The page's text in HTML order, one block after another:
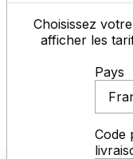
100%.
Laisser un
Choisissez
afficher les
Pays
Code